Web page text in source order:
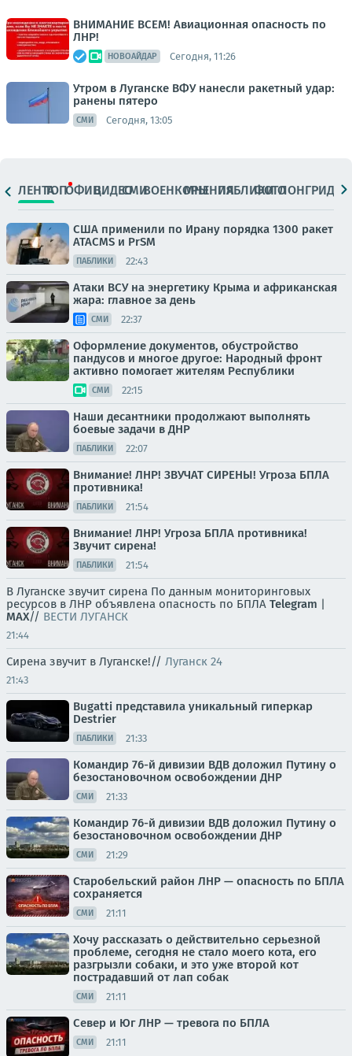
ВНИМАНИЕ ВСЕМ! Авиационная опасность по
ЛНР!
НОВОАЙДАР Сегодня, 11:26
Утром в Луганске ВФУ нанесли ракетный удар:
ранены пятеро
СМИ Сегодня, 13:05
ЛЕНТАТОПОФИЦ.ВИДЕОСМИВОЕНКОРЫМНЕНИЯПАБЛИКИ
ФОТОЛОНГРИДЫ
США применили по Ирану порядка 1300 ракет
ATACMS и PrSM
ПАБЛИКИ 22:43
Атаки ВСУ на энергетику Крыма и африканская
жара: главное за день
СМИ 22:37
Оформление документов, обустройство
пандусов и многое другое: Народный фронт
активно помогает жителям Республики
СМИ 22:15
Наши десантники продолжают выполнять
боевые задачи в ДНР
ПАБЛИКИ 22:07
Внимание! ЛНР! ЗВУЧАТ СИРЕНЫ! Угроза БПЛА
противника!
ПАБЛИКИ 21:54
Внимание! ЛНР! Угроза БПЛА противника!
Звучит сирена!
ПАБЛИКИ 21:54
В Луганске звучит сирена По данным мониторинговых
ресурсов в ЛНР объявлена опасность по БПЛА Telegram
MAX// ВЕСТИ ЛУГАНСК
21:44
Сирена звучит в Луганске!// Луганск 24
21:43
Bugatti представила уникальный гиперкар
Destrier
ПАБЛИКИ 21:33
Командир 76-й дивизии ВДВ доложил Путину о
безостановочном освобождении ДНР
СМИ 21:33
Командир 76-й дивизии ВДВ доложил Путину о
безостановочном освобождении ДНР
СМИ 21:29
Старобельский район ЛНР — опасность по БПЛА
сохраняется
СМИ 21:11
Хочу рассказать о действительно серьезной
проблеме, сегодня не стало моего кота, его
разгрызли собаки, и это уже второй кот
пострадавший от лап собак
СМИ 21:11
Север и Юг ЛНР — тревога по БПЛА
СМИ 21:11